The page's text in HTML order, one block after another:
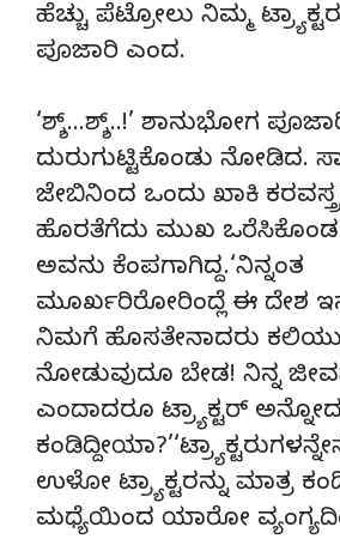
ಹೆಚ್ಚು ಪೆಟ್ರೋಲು ನಿಮ್ಮ
ಪೂಜಾರಿ ಎಂದ.
‘ಶ್ಶ್…ಶ್ಶ್..!’ ಶಾನುಭೋಗ
ದುರುಗುಟ್ಟಿಕೊಂಡು ನೋಡಿದ.
ಜೇಬಿನಿಂದ ಒಂದು ಖಾಕಿ
ಹೊರತೆಗೆದು ಮುಖ
ಅವನು ಕೆಂಪಗಾಗಿದ್ದ.‘ನಿನ್ನಂತ
ಮೂರ್ಖರಿರೋರಿಂದ್ಲೆ ಈ ದೇಶ
ನಿಮಗೆ ಹೊಸತೇನಾದರು
ನೋಡುವುದೂ ಬೇಡ! ನಿನ್ನ
ಎಂದಾದರೂ ಟ್ರ್ಯಾಕ್ಟರ್
ಉಳೋ ಟ್ರ್ಯಾಕ್ಟರನ್ನು ಮಾತ್ರ
ಮಧ್ಯೆಯಿಂದ ಯಾರೋ